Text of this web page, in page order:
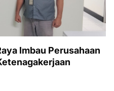
Imbau Perusahaan